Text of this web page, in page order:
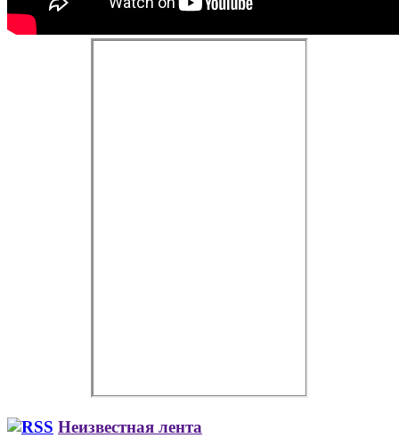
Неизвестная лента